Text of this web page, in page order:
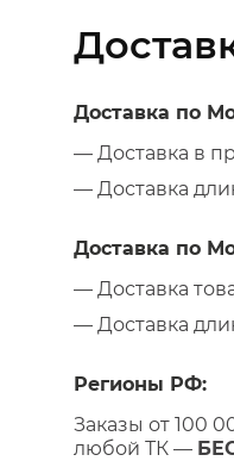
Доставка по
— Доставка в
— Доставка
Доставка по
— Доставка
— Доставка
Регионы РФ:
Заказы от 100
любой ТК —